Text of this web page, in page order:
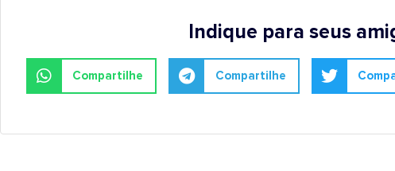
Indique para seus
Compartilhe Compartilhe